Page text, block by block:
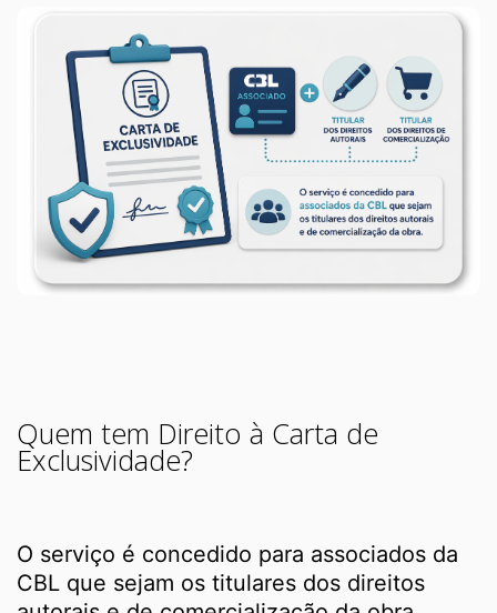
Quem tem Direito à Carta de
Exclusividade?
O serviço é concedido para associados da
CBL que sejam os titulares dos direitos